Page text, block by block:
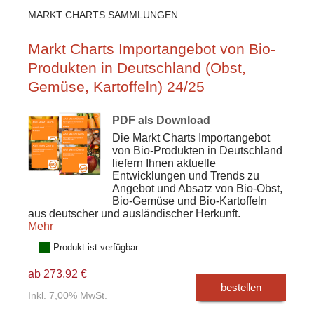
MARKT CHARTS SAMMLUNGEN
Markt Charts Importangebot von Bio-
Produkten in Deutschland (Obst,
Gemüse, Kartoffeln) 24/25
PDF als Download
Die Markt Charts Importangebot
von Bio-Produkten in Deutschland
liefern Ihnen aktuelle
Entwicklungen und Trends zu
Angebot und Absatz von Bio-Obst,
Bio-Gemüse und Bio-Kartoffeln
aus deutscher und ausländischer Herkunft.
Mehr
Produkt ist verfügbar
ab 273,92 €
Inkl. 7,00% MwSt.
bestellen